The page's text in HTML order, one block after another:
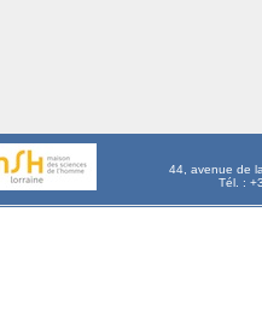
44, avenue de
Tél. :